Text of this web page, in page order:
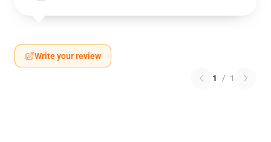
Write your review
1 / 1